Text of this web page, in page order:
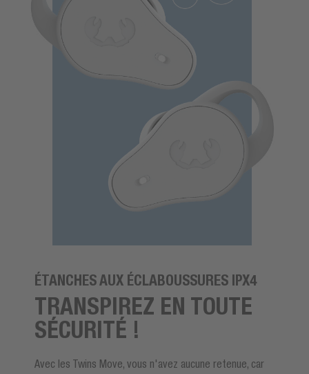
ÉTANCHES AUX ÉCLABOUSSURES IPX4
TRANSPIREZ EN TOUTE
SÉCURITÉ !
Avec les Twins Move, vous n'avez aucune retenue, car